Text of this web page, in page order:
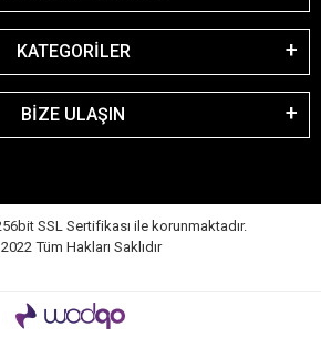
KATEGORİLER
BİZE ULAŞIN
SSL Sertifikası ile korunmaktadır.
Tüm Hakları Saklıdır